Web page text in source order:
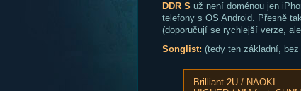
DDR S už není doménou jen
telefony s OS Android. Přesně
(doporučují se rychlejší verze,
Songlist: (tedy ten základní, bez
Brilliant 2U / NAOKI